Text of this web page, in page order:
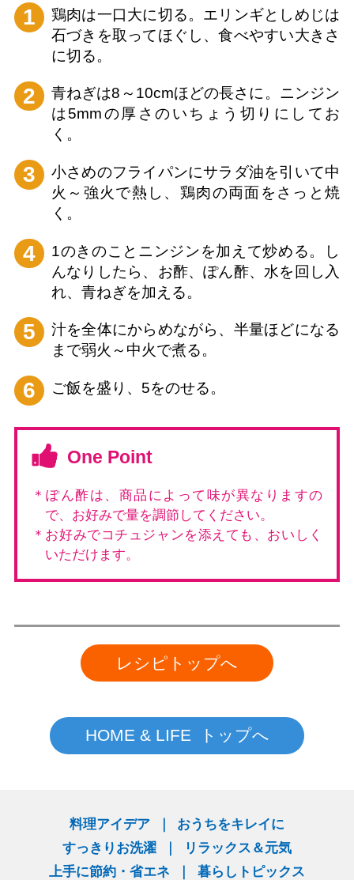
1
鶏肉は一口大に切る。エリンギとしめじは
石づきを取ってほぐし、食べやすい大きさ
に切る。
2
青ねぎは8～10cmほどの長さに。ニンジン
は5mmの厚さのいちょう切りにしてお
く。
3
小さめのフライパンにサラダ油を引いて中
火～強火で熱し、鶏肉の両面をさっと焼
く。
4
1のきのことニンジンを加えて炒める。し
んなりしたら、お酢、ぽん酢、水を回し入
れ、青ねぎを加える。
5
汁を全体にからめながら、半量ほどになる
まで弱火～中火で煮る。
6 ご飯を盛り、5をのせる。
One Point
＊ぽん酢は、商品によって味が異なりますの
で、お好みで量を調節してください。
＊お好みでコチュジャンを添えても、おいしく
いただけます。
レシピトップへ
HOME & LIFE トップへ
料理アイデア
おうちをキレイに
すっきりお洗濯
リラックス＆元気
上手に節約・省エネ
暮らしトピックス